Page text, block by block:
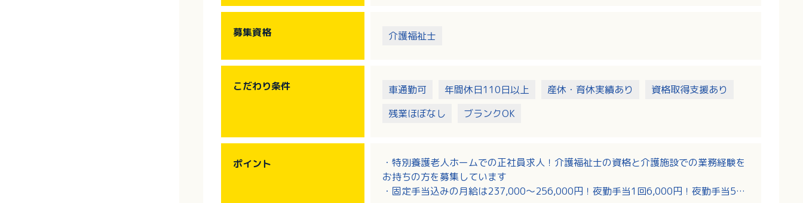
募集資格 介護福祉士
こだわり条件 車通勤可 年間休日110日以上 産休・育休実績あり
資格取得支援あり
残業ほぼなし
ブランクOK
ポイント
・特別養護老人ホームでの正社員求人！介護福祉士の資格と介護施設での業務経験を
お持ちの方を募集しています
・固定手当込みの月給は237,000～256,000円！夜勤手当1回6,000円！夜勤手当5回